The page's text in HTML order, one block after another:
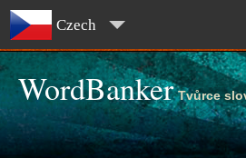
Czech
WordBanker Tvůrce